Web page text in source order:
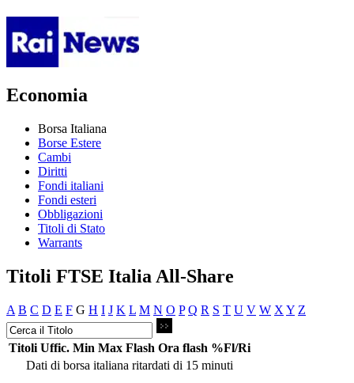
Economia
Borsa Italiana
Borse Estere
Cambi
Diritti
Fondi italiani
Fondi esteri
Obbligazioni
Titoli di Stato
Warrants
Titoli FTSE Italia All-Share
A B C D E F G H I J K L M N O P Q R S T U V W X Y Z
Titoli Uffic. Min Max Flash Ora flash %Fl/Ri
Dati di borsa italiana ritardati di 15 minuti